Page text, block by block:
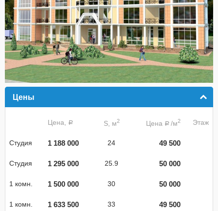
Цены
Цена, a S, м2 Цена a /м2 Этаж
Студия 1 188 000 24 49 500
Студия 1 295 000 25.9 50 000
1 комн. 1 500 000 30 50 000
1 комн. 1 633 500 33 49 500